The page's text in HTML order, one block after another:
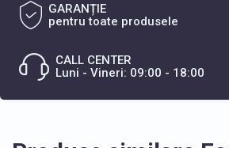
GARANȚIE
pentru toate produsele
CALL CENTER
Luni - Vineri: 09:00 - 18:00